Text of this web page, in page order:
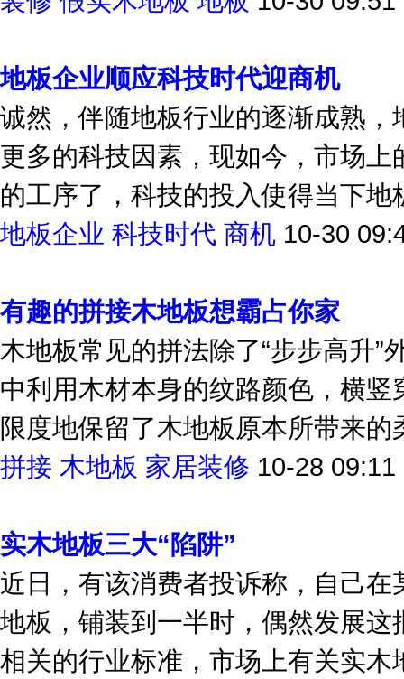
装修
假实木地板 地板
地板企业顺应科技时代迎商机
诚然，伴随地板行业的逐渐成熟
更多的科技因素，现如今，市场
的工序了，科技的投入使得当下
地板企业
科技时代 商机
有趣的拼接木地板想霸占你家
木地板常见的拼法除了“步步高升”
中利用木材本身的纹路颜色，横
限度地保留了木地板原本所带来的
拼接
木地板 家居装修
实木地板三大“陷阱”
近日，有该消费者投诉称，自己
地板，铺装到一半时，偶然发展